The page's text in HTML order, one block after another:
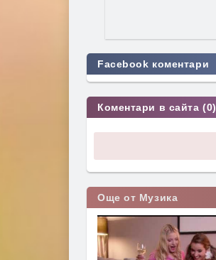
Facebook коментари
Коментари в сайта (0)
Още от Музика